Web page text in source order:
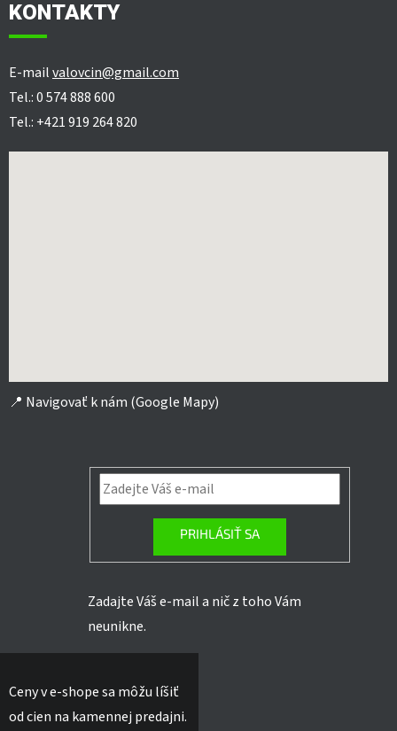
KONTAKTY
E-mailvalovcin@gmail.com
Tel.: 0 574 888 600
Tel.: +421 919 264 820
📍 Navigovať k nám (Google Mapy)
PRIHLÁSIŤ SA
Zadajte Váš e-mail a nič z toho Vám
neunikne.
Ceny v e-shope sa môžu líšiť
od cien na kamennej predajni.